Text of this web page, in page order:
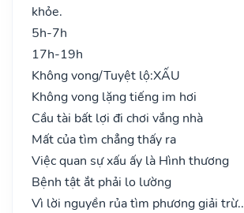
khỏe.
5h-7h
17h-19h
Không vong/Tuyệt lộ:XẤU
Không vong lặng tiếng im hơi
Cầu tài bất lợi đi chơi vắng nhà
Mất của tìm chẳng thấy ra
Việc quan sự xấu ấy là Hình thương
Bệnh tật ắt phải lo lường
Vì lời nguyền rủa tìm phương giải trừ..